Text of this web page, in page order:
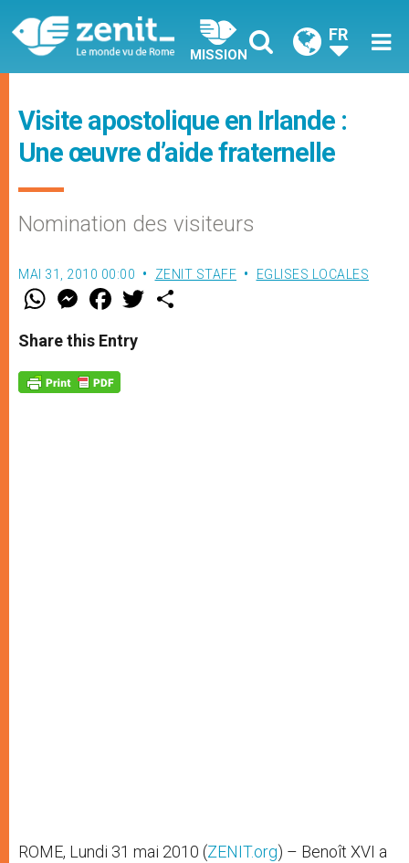
MISSION
FR
Visite apostolique en Irlande :
Une œuvre d’aide fraternelle
Nomination des visiteurs
MAI 31, 2010 00:00 ZENIT STAFF EGLISES LOCALES
W
t
s
p
p
M
e
s
e
g
e
F
a
e
b
o
k
w
Share this Entry
ROME, Lundi 31 mai 2010 (ZENIT.org) – Benoît XVI a